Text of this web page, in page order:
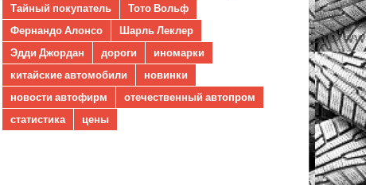
Тайный покупатель
Тото Вольф
Фернандо Алонсо
Шарль Леклер
Эдди Джордан
дороги
иномарки
китайские автомобили
новинки
новости автофирм
отечественный автопром
статистика
цены